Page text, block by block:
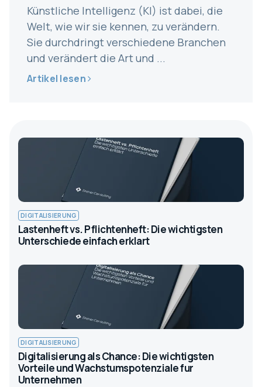
Künstliche Intelligenz (KI) ist dabei, die
Welt, wie wir sie kennen, zu verändern.
Sie durchdringt verschiedene Branchen
und verändert die Art und ...
Artikel lesen
DIGITALISIERUNG
Lastenheft vs. Pflichtenheft: Die wichtigsten
Unterschiede einfach erklart
DIGITALISIERUNG
Digitalisierung als Chance: Die wichtigsten
Vorteile und Wachstumspotenziale fur
Unternehmen